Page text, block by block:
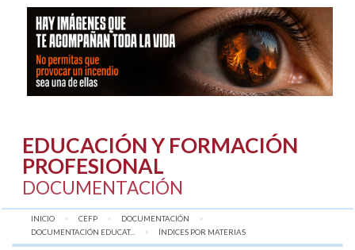
EDUCACIÓN Y FORMACIÓN
PROFESIONAL
DOCUMENTACIÓN
INICIO CEFP
DOCUMENTACIÓN
DOCUMENTACIÓN EDUCAT...
AQUÍ:
ÍNDICES POR MATERIAS